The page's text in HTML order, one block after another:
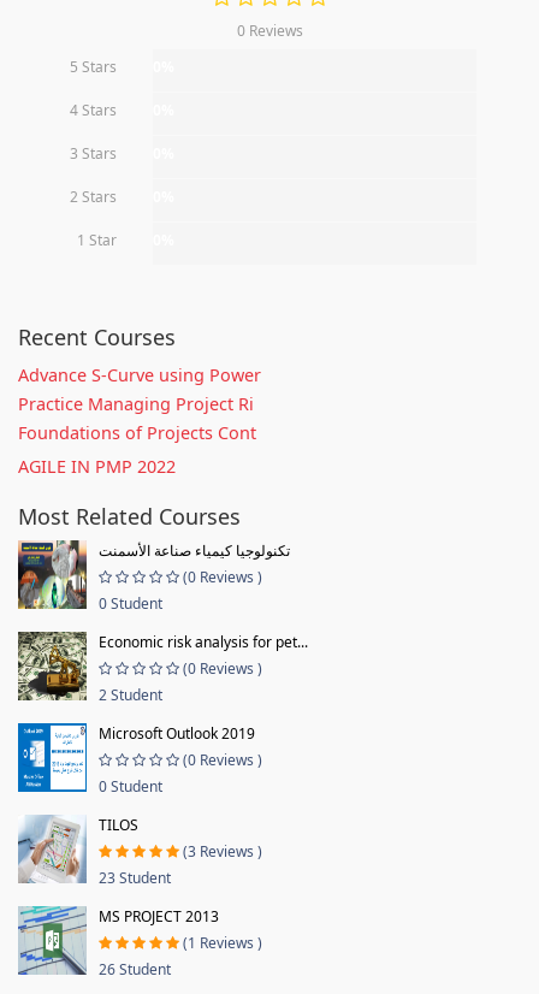
0 Reviews
5 Stars
4 Stars
3 Stars
2 Stars
1 Star
Recent Courses
Advance S-Curve using Power
Practice Managing Project Ri
Foundations of Projects Cont
AGILE IN PMP 2022
Most Related Courses
تكنولوجيا كيمياء صناعة الأسمنت
(0 Reviews )
0 Student
Economic risk analysis for pet...
(0 Reviews )
2 Student
Microsoft Outlook 2019
(0 Reviews )
0 Student
TILOS
(3 Reviews )
23 Student
MS PROJECT 2013
(1 Reviews )
26 Student